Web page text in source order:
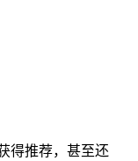
得推荐，甚至还